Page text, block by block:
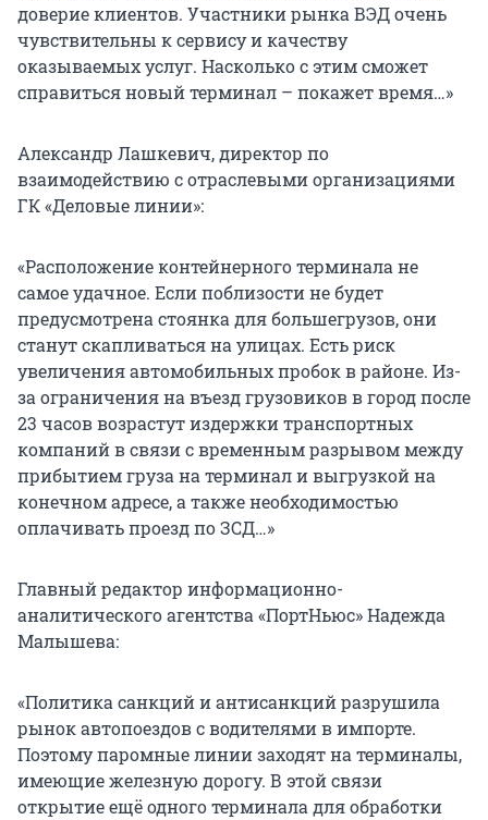
доверие клиентов. Участники рынка ВЭД очень
чувствительны к сервису и качеству
оказываемых услуг. Насколько с этим сможет
справиться новый терминал – покажет время…»
Александр Лашкевич, директор по
взаимодействию с отраслевыми организациями
ГК «Деловые линии»:
«Расположение контейнерного терминала не
самое удачное. Если поблизости не будет
предусмотрена стоянка для большегрузов, они
станут скапливаться на улицах. Есть риск
увеличения автомобильных пробок в районе. Из-
за ограничения на въезд грузовиков в город после
23 часов возрастут издержки транспортных
компаний в связи с временным разрывом между
прибытием груза на терминал и выгрузкой на
конечном адресе, а также необходимостью
оплачивать проезд по ЗСД…»
Главный редактор информационно-
аналитического агентства «ПортНьюс» Надежда
Малышева:
«Политика санкций и антисанкций разрушила
рынок автопоездов с водителями в импорте.
Поэтому паромные линии заходят на терминалы,
имеющие железную дорогу. В этой связи
открытие ещё одного терминала для обработки